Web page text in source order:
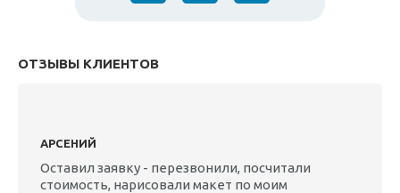
ОТЗЫВЫ КЛИЕНТОВ
АРСЕНИЙ
Оставил заявку - перезвонили, посчитали
стоимость, нарисовали макет по моим